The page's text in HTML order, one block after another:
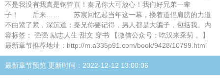
不是我没有我真是钢管直！秦兄你大可放心！我们好兄弟一辈
子！ 后来…… 苏宸回忆起当年这一幕，搂着道侣肩膀的力道
不由紧了紧，深沉道：秦兄你要记得，男人都是大骗子，包括我。内
容标签： 强强 励志人生 甜文 穿书 【微信公众号：吃汉来采菊 。】
最新章节推荐地址：http://m.a335p91.com/book/9428/10799.html
最新章节预览 更新时间：2022-12-12 13:00:06